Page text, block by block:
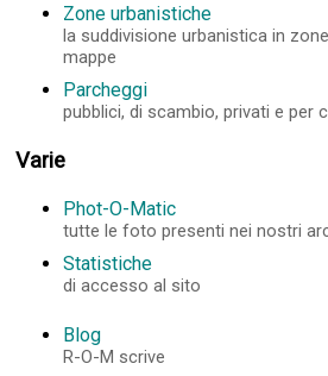
Zone urbanistiche
la suddivisione urbanistica in
mappe
Parcheggi
pubblici, di scambio, privati e per
Varie
Phot-O-Matic
tutte le foto presenti nei nostri
Statistiche
di accesso al sito
Blog
R-O-M scrive